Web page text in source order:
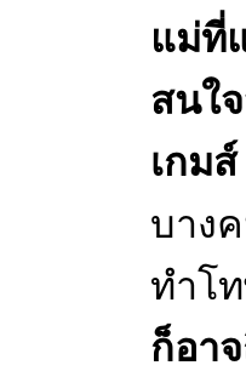
แม่ที่
สนใ
เกมส์
บาง
ทำโ
ก็อา